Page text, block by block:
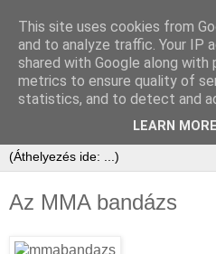
Az MMA bandázs
This site uses cookies from
and to analyze traffic. Your IP
shared with Google along
metrics to ensure quality of
statistics, and to detect and
LEARN MORE